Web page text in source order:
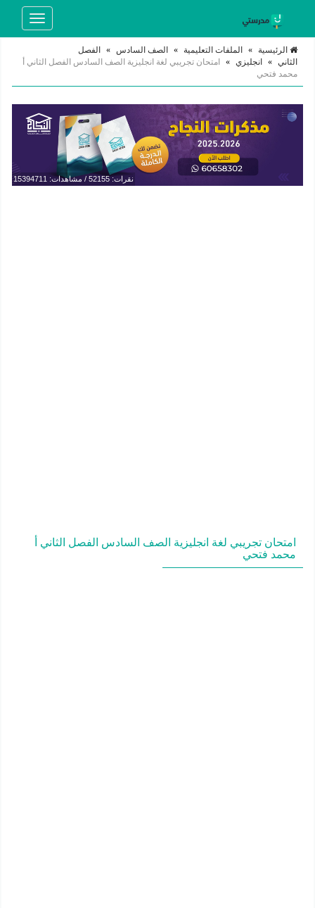
Toggle
الرئيسية » الملفات التعليمية » الصف السادس »
الفصل
الثاني » انجليزي »
امتحان تجريبي لغة انجليزية الصف السادس الفصل الثاني أ
محمد فتحي
نقرات: 52155 / مشاهدات: 15394711
امتحان تجريبي لغة انجليزية الصف السادس الفصل الثاني أ
محمد فتحي